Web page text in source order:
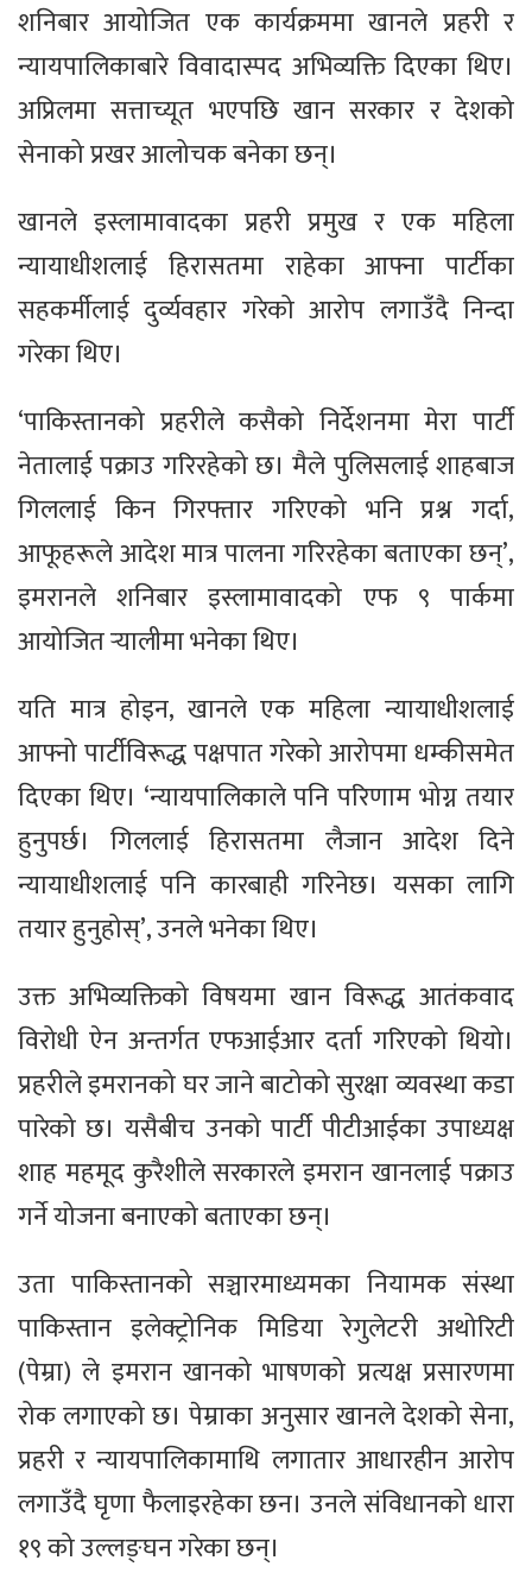
शनिबार आयोजित एक कार्यक्रममा खानले प्रहरी र
न्यायपालिकाबारे विवादास्पद अभिव्यक्ति दिएका थिए।
अप्रिलमा सत्ताच्यूत भएपछि खान सरकार र देशको
सेनाको प्रखर आलोचक बनेका छन्।
खानले इस्लामावादका प्रहरी प्रमुख र एक महिला
न्यायाधीशलाई हिरासतमा राहेका आफ्ना पार्टीका
सहकर्मीलाई दुर्व्यवहार गरेको आरोप लगाउँदै निन्दा
गरेका थिए।
‘पाकिस्तानको प्रहरीले कसैको निर्देशनमा मेरा पार्टी
नेतालाई पक्राउ गरिरहेको छ। मैले पुलिसलाई शाहबाज
गिललाई किन गिरफ्तार गरिएको भनि प्रश्न गर्दा,
आफूहरूले आदेश मात्र पालना गरिरहेका बताएका छन्’,
इमरानले शनिबार इस्लामावादको एफ ९ पार्कमा
आयोजित र्‍यालीमा भनेका थिए।
यति मात्र होइन, खानले एक महिला न्यायाधीशलाई
आफ्नो पार्टीविरूद्ध पक्षपात गरेको आरोपमा धम्कीसमेत
दिएका थिए। ‘न्यायपालिकाले पनि परिणाम भोग्न तयार
हुनुपर्छ। गिललाई हिरासतमा लैजान आदेश दिने
न्यायाधीशलाई पनि कारबाही गरिनेछ। यसका लागि
तयार हुनुहोस्’, उनले भनेका थिए।
उक्त अभिव्यक्तिको विषयमा खान विरूद्ध आतंकवाद
विरोधी ऐन अन्तर्गत एफआईआर दर्ता गरिएको थियो।
प्रहरीले इमरानको घर जाने बाटोको सुरक्षा व्यवस्था कडा
पारेको छ। यसैबीच उनको पार्टी पीटीआईका उपाध्यक्ष
शाह महमूद कुरैशीले सरकारले इमरान खानलाई पक्राउ
गर्ने योजना बनाएको बताएका छन्।
उता पाकिस्तानको सञ्चारमाध्यमका नियामक संस्था
पाकिस्तान इलेक्ट्रोनिक मिडिया रेगुलेटरी अथोरिटी
(पेम्रा) ले इमरान खानको भाषणको प्रत्यक्ष प्रसारणमा
रोक लगाएको छ। पेम्राका अनुसार खानले देशको सेना,
प्रहरी र न्यायपालिकामाथि लगातार आधारहीन आरोप
लगाउँदै घृणा फैलाइरहेका छन। उनले संविधानको धारा
१९ को उल्लङ्घन गरेका छन्।